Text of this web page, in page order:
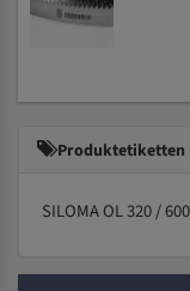
Produktetiketten
SILOMA OL 320 /